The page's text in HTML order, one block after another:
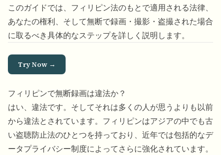
このガイドでは、フィリピン法のもとで適用される法律、
あなたの権利、そして無断で録画・撮影・盗撮された場合
に取るべき具体的なステップを詳しく説明します。
Try Now →
フィリピンで無断録画は違法か？
はい、違法です。そしてそれは多くの人が思うよりも以前
から違法とされています。フィリピンはアジアの中でも古
い盗聴防止法のひとつを持っており、近年では包括的なデ
ータプライバシー制度によってさらに強化されています。